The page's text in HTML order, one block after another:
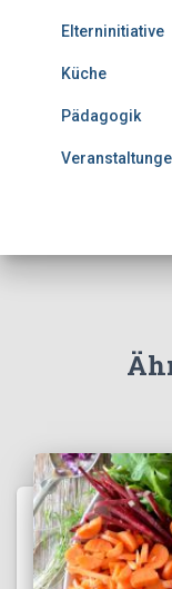
Elterninitiative
Küche
Pädagogik